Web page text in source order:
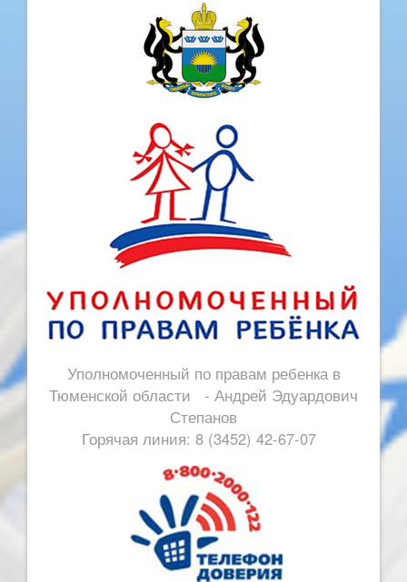
Уполномоченный по правам ребенка в
Тюменской области - Андрей Эдуардович
Степанов
Горячая линия: 8 (3452) 42-67-07